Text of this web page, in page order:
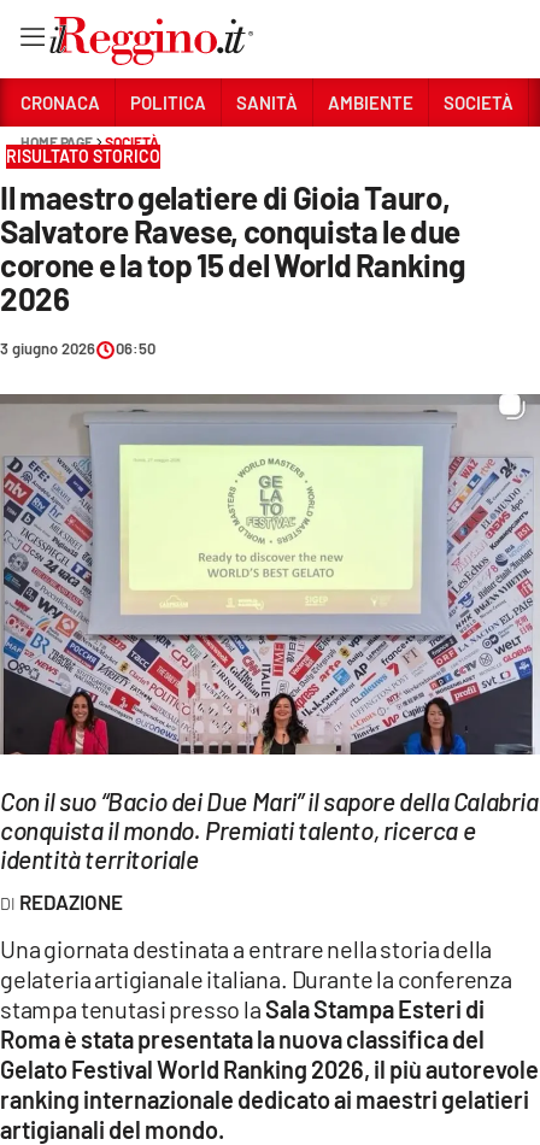
Sezioni
CRONACA
SANITÀ
AMBIENTE
SOCIETÀ
CULTURA
ECONOMIA E LAVORO
EVENTI
SPORT
Streaming
LAC TV
LAC ONAIR
LaC
LACPLAY.IT
LACTV.IT
LACONAIR.IT
LACITYMAG.IT
CRONACA POLITICA SANITÀ AMBIENTE SOCIETÀ
HOME PAGE SOCIETÀ
RISULTATO STORICO
Il maestro gelatiere di Gioia Tauro,
Salvatore Ravese, conquista le due
corone e la top 15 del World Ranking
2026
3 giugno 2026 06:50
Con il suo “Bacio dei Due Mari” il sapore della Calabria
conquista il mondo. Premiati talento, ricerca e
identità territoriale
REDAZIONE
Una giornata destinata a entrare nella storia della
gelateria artigianale italiana. Durante la conferenza
stampa tenutasi presso laSala Stampa Esteri di
Roma è stata presentata la nuova classifica del
Gelato Festival World Ranking 2026, il più autorevole
ranking internazionale dedicato ai maestri gelatieri
artigianali del mondo.